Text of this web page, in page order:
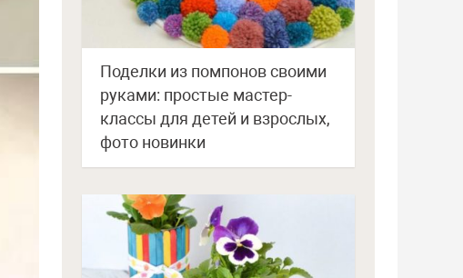
Поделки из помпонов своими
руками: простые мастер-
классы для детей и взрослых,
фото новинки